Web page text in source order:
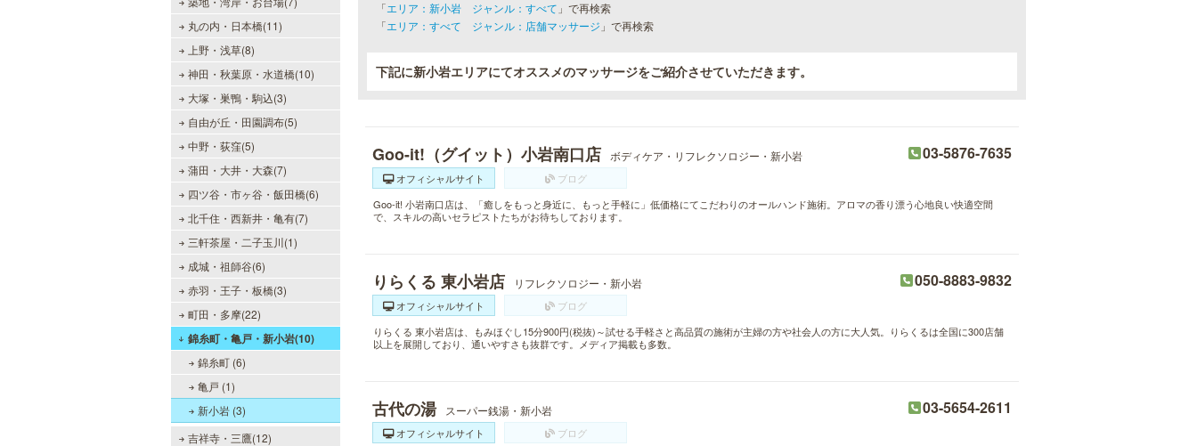
丸の内・日本橋(11)
上野・浅草(8)
神田・秋葉原・水道橋(10)
大塚・巣鴨・駒込(3)
自由が丘・田園調布(5)
中野・荻窪(5)
蒲田・大井・大森(7)
四ツ谷・市ヶ谷・飯田橋(6)
北千住・西新井・亀有(7)
三軒茶屋・二子玉川(1)
成城・祖師谷(6)
赤羽・王子・板橋(3)
町田・多摩(22)
錦糸町・亀戸・新小岩(10)
錦糸町 (6)
亀戸 (1)
新小岩 (3)
吉祥寺・三鷹(12)
「エリア：新小岩 ジャンル：すべて 」で再検索
「エリア：すべて ジャンル：店舗マッサージ 」で再検索
下記に新小岩エリアにてオススメのマッサージをご紹介させていただきます。
Goo-it!（グイット）小岩南口店 ボディケア・リフレクソロジー・新小岩 03-5876-7635
オフィシャルサイト
ブログ
Goo-it! 小岩南口店は、「癒しをもっと身近に、もっと手軽に」低価格にてこだわりのオールハンド施術。アロマの香り漂う心地良い快適空間
で、スキルの高いセラピストたちがお待ちしております。
りらくる 東小岩店 リフレクソロジー・新小岩 050-8883-9832
オフィシャルサイト
ブログ
りらくる 東小岩店は、もみほぐし15分900円(税抜)～試せる手軽さと高品質の施術が主婦の方や社会人の方に大人気。りらくるは全国に300店舗
以上を展開しており、通いやすさも抜群です。メディア掲載も多数。
古代の湯 スーパー銭湯・新小岩 03-5654-2611
オフィシャルサイト
ブログ